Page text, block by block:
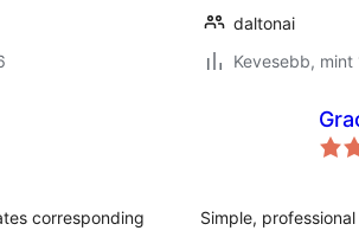
daltonai
Kevesebb,
corresponding
Simple,